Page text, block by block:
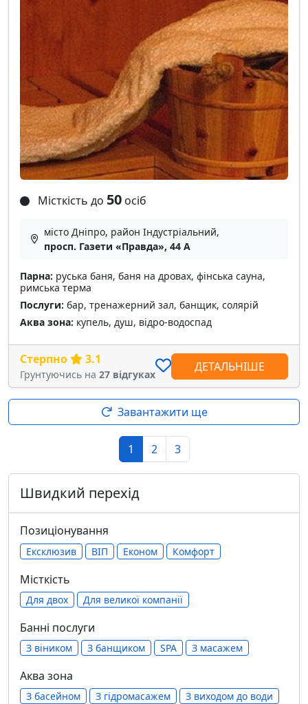
Місткість до 50 осіб
місто Дніпро, район Індустріальний,
просп. Газети «Правда», 44 А
Парна: руська баня, баня на дровах, фінська сауна,
римська терма
Послуги: бар, тренажерний зал, банщик, солярій
Аква зона: купель, душ, відро-водоспад
Стерпно 3.1
Грунтуючись на 27 відгуках
ДЕТАЛЬНІШЕ
Завантажити ще
1 2 3
Швидкий перехід
Позиціонування
Ексклюзив ВІП Економ Комфорт
Місткість
Для двох Для великої компанії
Банні послуги
З віником З банщиком SPA З масажем
Аква зона
З басейном З гідромасажем З виходом до води